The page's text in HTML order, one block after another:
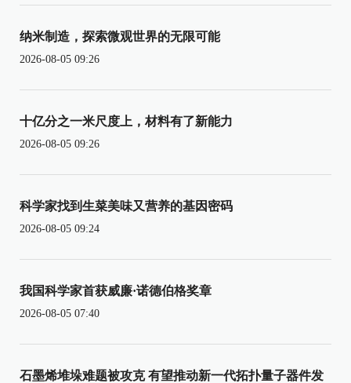
纳米制造，探索微观世界的无限可能
2026-08-05 09:26
十亿分之一米尺度上，材料有了新能力
2026-08-05 09:26
科学家找到生菜美味又营养的基因密码
2026-08-05 09:24
我国科学家首获威廉·诺德伯格奖章
2026-08-05 07:40
石墨烯堆垛难题被攻克 有望推动新一代拓扑量子器件发